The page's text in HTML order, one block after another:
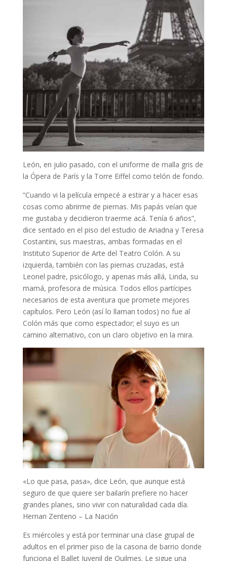
León, en julio pasado, con el uniforme de malla gris de
la Ópera de París y la Torre Eiffel como telón de fondo.
“Cuando vi la película empecé a estirar y a hacer esas
cosas como abrirme de piernas. Mis papás veían que
me gustaba y decidieron traerme acá. Tenía 6 años”,
dice sentado en el piso del estudio de Ariadna y Teresa
Costantini, sus maestras, ambas formadas en el
Instituto Superior de Arte del Teatro Colón. A su
izquierda, también con las piernas cruzadas, está
Leonel padre, psicólogo, y apenas más allá, Linda, su
mamá, profesora de música. Todos ellos partícipes
necesarios de esta aventura que promete mejores
capítulos. Pero León (así lo llaman todos) no fue al
Colón más que como espectador; el suyo es un
camino alternativo, con un claro objetivo en la mira.
«Lo que pasa, pasa», dice León, que aunque está
seguro de que quiere ser bailarín prefiere no hacer
grandes planes, sino vivir con naturalidad cada día.
Hernan Zenteno – La Nación
Es miércoles y está por terminar una clase grupal de
adultos en el primer piso de la casona de barrio donde
funciona el Ballet Juvenil de Quilmes. Le sigue una